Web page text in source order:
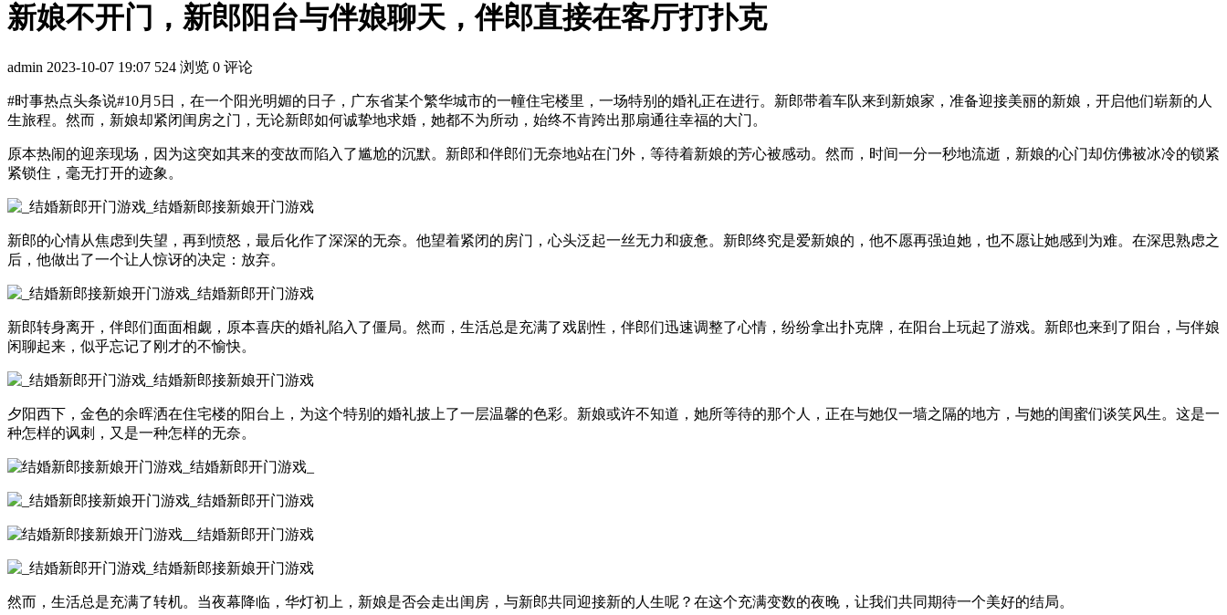
新娘不开门，新郎阳台与伴娘聊天，伴郎直接在客厅打扑克
admin 2023-10-07 19:07 524 浏览 0 评论
#时事热点头条说#10月5日，在一个阳光明媚的日子，广东省某个繁华城市的一幢住宅楼里，一场特别的婚礼正在进行。新郎带着车队来到新娘家，准备迎接美丽的新娘，开启他们崭新的人
生旅程。然而，新娘却紧闭闺房之门，无论新郎如何诚挚地求婚，她都不为所动，始终不肯跨出那扇通往幸福的大门。
原本热闹的迎亲现场，因为这突如其来的变故而陷入了尴尬的沉默。新郎和伴郎们无奈地站在门外，等待着新娘的芳心被感动。然而，时间一分一秒地流逝，新娘的心门却仿佛被冰冷的锁紧
紧锁住，毫无打开的迹象。
新郎的心情从焦虑到失望，再到愤怒，最后化作了深深的无奈。他望着紧闭的房门，心头泛起一丝无力和疲惫。新郎终究是爱新娘的，他不愿再强迫她，也不愿让她感到为难。在深思熟虑之
后，他做出了一个让人惊讶的决定：放弃。
新郎转身离开，伴郎们面面相觑，原本喜庆的婚礼陷入了僵局。然而，生活总是充满了戏剧性，伴郎们迅速调整了心情，纷纷拿出扑克牌，在阳台上玩起了游戏。新郎也来到了阳台，与伴娘
闲聊起来，似乎忘记了刚才的不愉快。
夕阳西下，金色的余晖洒在住宅楼的阳台上，为这个特别的婚礼披上了一层温馨的色彩。新娘或许不知道，她所等待的那个人，正在与她仅一墙之隔的地方，与她的闺蜜们谈笑风生。这是一
种怎样的讽刺，又是一种怎样的无奈。
然而，生活总是充满了转机。当夜幕降临，华灯初上，新娘是否会走出闺房，与新郎共同迎接新的人生呢？在这个充满变数的夜晚，让我们共同期待一个美好的结局。